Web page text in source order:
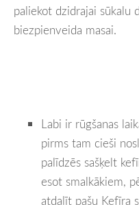
paliekot dzidrajai sūkalu
biezpienveida masai.
Labi ir rūgšanas
pirms tam cieši
palīdzēs sašķelt
esot smalkākiem,
atdalīt pašu Kefīra